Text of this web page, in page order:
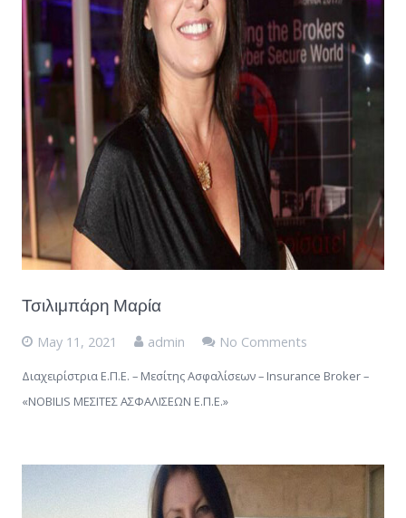
Τσιλιμπάρη Μαρία
May 11, 2021 admin No Comments
Διαχειρίστρια Ε.Π.Ε. – Μεσίτης Ασφαλίσεων – Insurance Broker –
«NOBILIS ΜΕΣΙΤΕΣ ΑΣΦΑΛΙΣΕΩΝ Ε.Π.Ε.»